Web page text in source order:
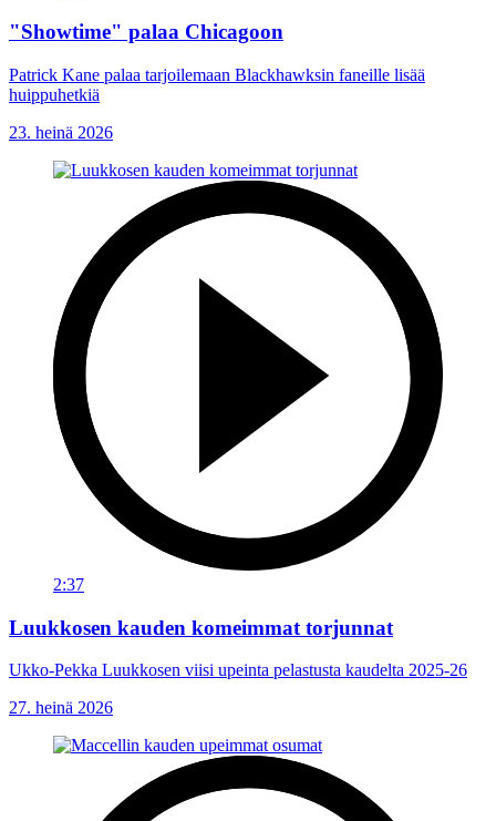
"Showtime" palaa Chicagoon
Patrick Kane palaa tarjoilemaan Blackhawksin faneille lisää
huippuhetkiä
23. heinä 2026
2:37
Luukkosen kauden komeimmat torjunnat
Ukko-Pekka Luukkosen viisi upeinta pelastusta kaudelta 2025-26
27. heinä 2026